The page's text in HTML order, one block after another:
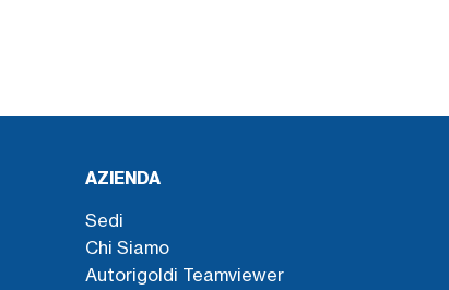
AZIENDA
Sedi
Chi Siamo
Autorigoldi Teamviewer